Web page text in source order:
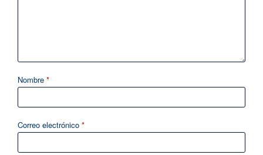
Nombre *
Correo electrónico *